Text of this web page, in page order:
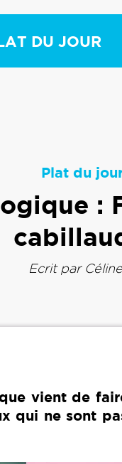
DU JOUR
Plat du
:
Ecrit par
vient de
qui ne sont